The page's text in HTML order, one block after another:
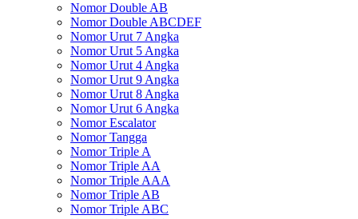
Nomor Double AB
Nomor Double ABCDEF
Nomor Urut 7 Angka
Nomor Urut 5 Angka
Nomor Urut 4 Angka
Nomor Urut 9 Angka
Nomor Urut 8 Angka
Nomor Urut 6 Angka
Nomor Escalator
Nomor Tangga
Nomor Triple A
Nomor Triple AA
Nomor Triple AAA
Nomor Triple AB
Nomor Triple ABC